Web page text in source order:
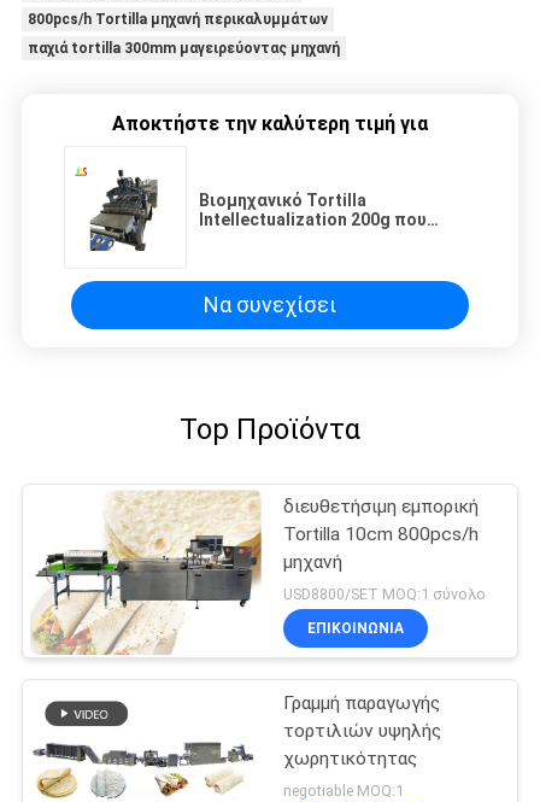
800pcs/h Tortilla μηχανή περικαλυμμάτων
παχιά tortilla 300mm μαγειρεύοντας μηχανή
Αποκτήστε την καλύτερη τιμή για
Βιομηχανικό Tortilla
Intellectualization 200g που
Να συνεχίσει
Top Προϊόντα
διευθετήσιμη εμπορική
Tortilla 10cm 800pcs/h
μηχανή
USD8800/SET MOQ:1 σύνολο
ΕΠΙΚΟΙΝΩΝΊΑ
Γραμμή παραγωγής
τορτιλιών υψηλής
χωρητικότητας
negotiable MOQ:1